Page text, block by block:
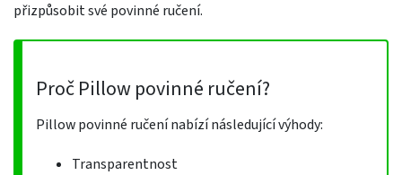
přizpůsobit své povinné ručení.
Proč Pillow povinné ručení?
Pillow povinné ručení nabízí následující výhody:
Transparentnost